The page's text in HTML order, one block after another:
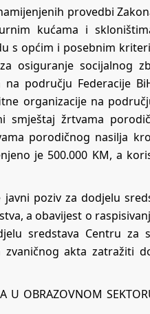
provedbi
kućama i
s općim i posebnim
osiguranje socijalnog
području Federacije
organizacije na
žrtvama
porodičnog nasilja
je 500.000 KM, a
poziv za dodjelu
a obavijest o
sredstava Centru za
akta zatražiti
U OBRAZOVNOM